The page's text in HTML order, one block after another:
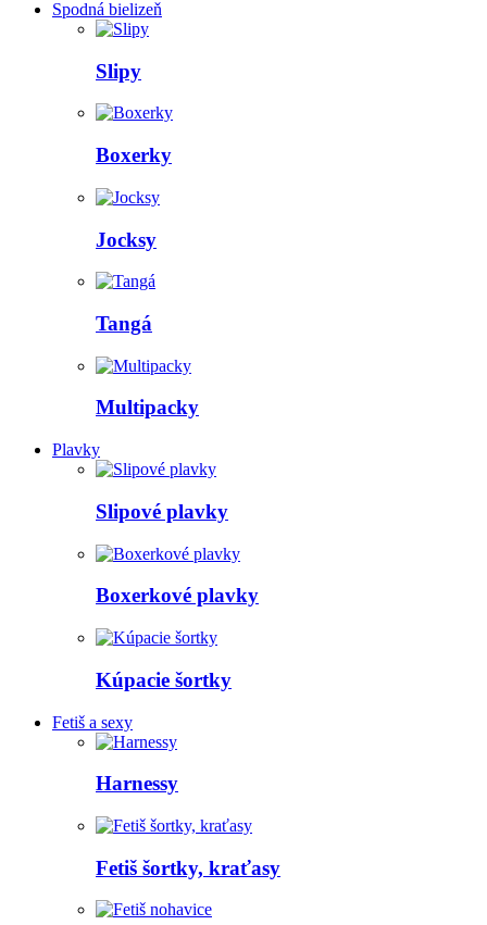
Spodná bielizeň
Slipy
Boxerky
Jocksy
Tangá
Multipacky
Plavky
Slipové plavky
Boxerkové plavky
Kúpacie šortky
Fetiš a sexy
Harnessy
Fetiš šortky, kraťasy